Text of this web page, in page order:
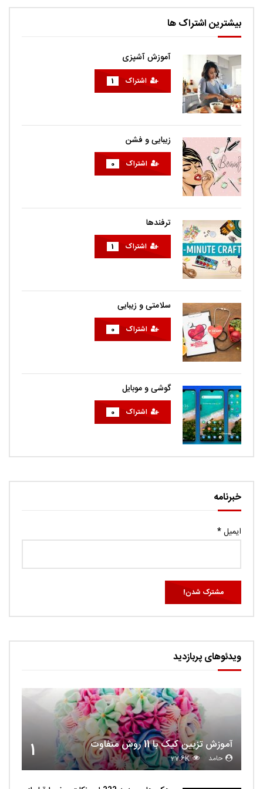
بیشترین اشتراک ها
آموزش آشپزی
اشتراک 1
زیبایی و فشن
اشتراک 0
ترفندها
اشتراک 1
سلامتی و زیبایی
اشتراک 0
گوشی و موبایل
اشتراک 0
خبرنامه
ایمیل*
ویدئوهای پربازدید
1 آموزش تزیین کیک با 11 روش متفاوت
حامد 27.6K